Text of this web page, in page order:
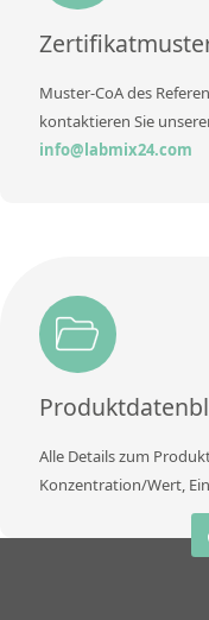
Muster-CoA des
kontaktieren Sie
info@labmix24.com
Alle Details zum
Konzentration/Wert,